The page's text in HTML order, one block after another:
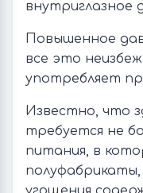
внутриглазное
Повышенное
все это
употребляет
Известно, что
требуется не
питания, в
полуфабрикаты,